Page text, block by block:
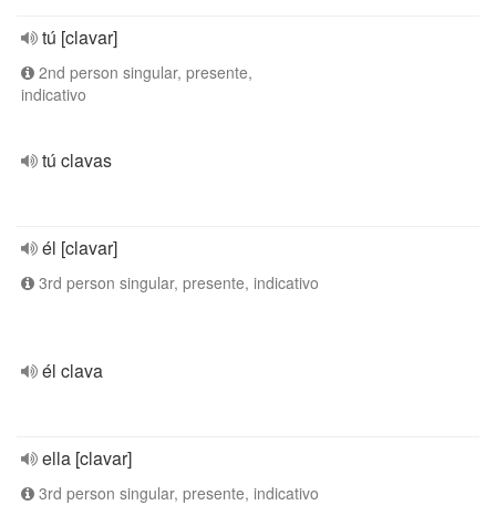
tú [clavar]
2nd person singular, presente,
indicativo
tú clavas
él [clavar]
3rd person singular, presente, indicativo
él clava
ella [clavar]
3rd person singular, presente, indicativo